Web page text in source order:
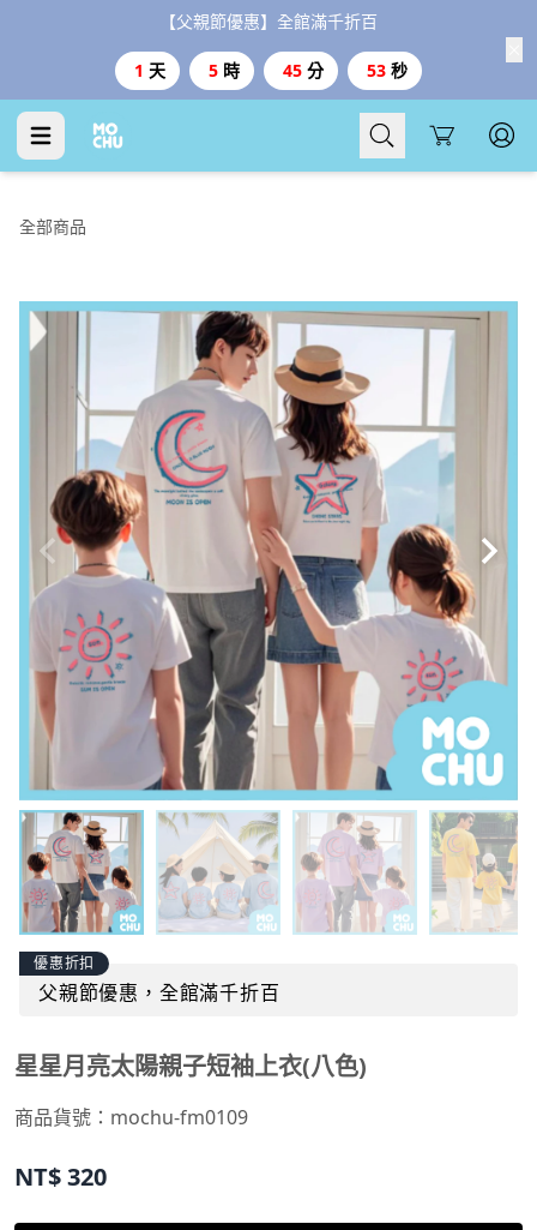
【父親節優惠】全館滿千折百
1 天 5 時 45 分 51 秒
Cart
全部商品
優惠折扣
父親節優惠，全館滿千折百
星星月亮太陽親子短袖上衣(八色)
商品貨號： mochu-fm0109
NT$320